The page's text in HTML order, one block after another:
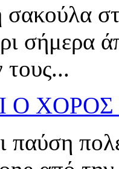
σακούλα
σήμερα
τους...
Ο ΧΟΡΟΣ
παύση